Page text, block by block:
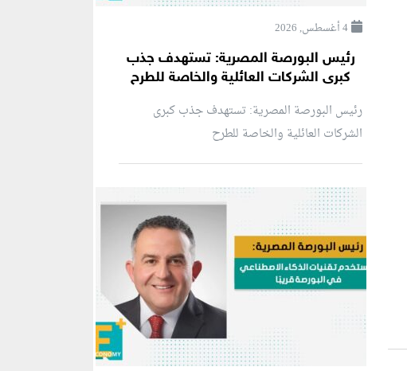
4 أغسطس, 2026
رئيس البورصة المصرية: تستهدف جذب
كبرى الشركات العائلية والخاصة للطرح
رئيس البورصة المصرية: تستهدف جذب كبرى
الشركات العائلية والخاصة للطرح